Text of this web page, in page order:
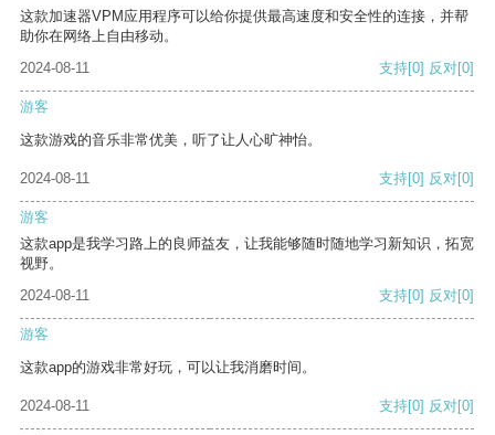
这款加速器VPM应用程序可以给你提供最高速度和安全性的连接，并帮
助你在网络上自由移动。
2024-08-11
支持[0] 反对[0]
游客
这款游戏的音乐非常优美，听了让人心旷神怡。
2024-08-11 支持[0] 反对[0]
游客
这款app是我学习路上的良师益友，让我能够随时随地学习新知识，拓宽
视野。
2024-08-11
支持[0] 反对[0]
游客
这款app的游戏非常好玩，可以让我消磨时间。
2024-08-11 支持[0] 反对[0]